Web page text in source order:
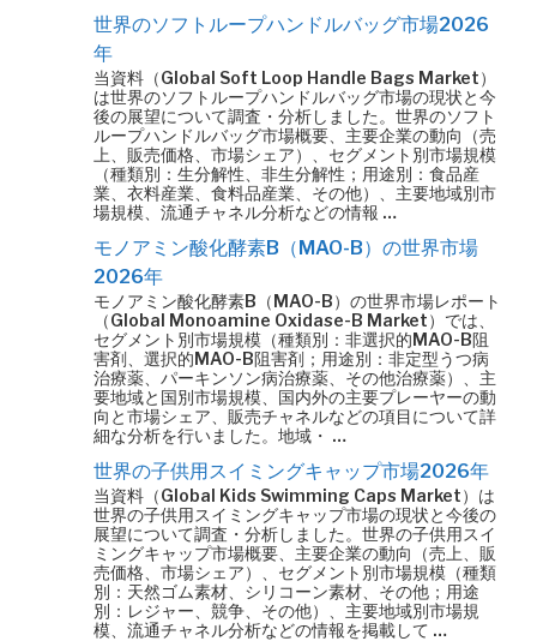
世界のソフトループハンドルバッグ市場2026
年
当資料（Global Soft Loop Handle Bags Market）
は世界のソフトループハンドルバッグ市場の現状と今
後の展望について調査・分析しました。世界のソフト
ループハンドルバッグ市場概要、主要企業の動向（売
上、販売価格、市場シェア）、セグメント別市場規模
（種類別：生分解性、非生分解性；用途別：食品産
業、衣料産業、食料品産業、その他）、主要地域別市
場規模、流通チャネル分析などの情報 …
モノアミン酸化酵素B（MAO-B）の世界市場
2026年
モノアミン酸化酵素B（MAO-B）の世界市場レポート
（Global Monoamine Oxidase-B Market）では、
セグメント別市場規模（種類別：非選択的MAO-B阻
害剤、選択的MAO-B阻害剤；用途別：非定型うつ病
治療薬、パーキンソン病治療薬、その他治療薬）、主
要地域と国別市場規模、国内外の主要プレーヤーの動
向と市場シェア、販売チャネルなどの項目について詳
細な分析を行いました。地域・ …
世界の子供用スイミングキャップ市場2026年
当資料（Global Kids Swimming Caps Market）は
世界の子供用スイミングキャップ市場の現状と今後の
展望について調査・分析しました。世界の子供用スイ
ミングキャップ市場概要、主要企業の動向（売上、販
売価格、市場シェア）、セグメント別市場規模（種類
別：天然ゴム素材、シリコーン素材、その他；用途
別：レジャー、競争、その他）、主要地域別市場規
模、流通チャネル分析などの情報を掲載して …